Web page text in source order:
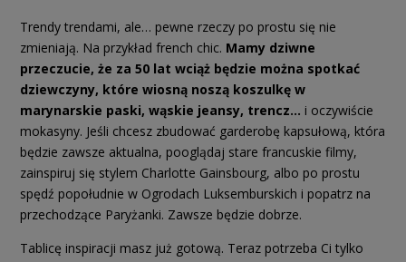
Trendy trendami, ale… pewne rzeczy po prostu się nie
zmieniają. Na przykład french chic. Mamy dziwne
przeczucie, że za 50 lat wciąż będzie można spotkać
dziewczyny, które wiosną noszą koszulkę w
marynarskie paski, wąskie jeansy, trencz… i oczywiście
mokasyny. Jeśli chcesz zbudować garderobę kapsułową, która
będzie zawsze aktualna, pooglądaj stare francuskie filmy,
zainspiruj się stylem Charlotte Gainsbourg, albo po prostu
spędź popołudnie w Ogrodach Luksemburskich i popatrz na
przechodzące Paryżanki. Zawsze będzie dobrze.
Tablicę inspiracji masz już gotową. Teraz potrzeba Ci tylko